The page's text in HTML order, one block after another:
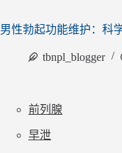
男性勃起功能维护：科
tbnpl_blogger
前列腺
早泄